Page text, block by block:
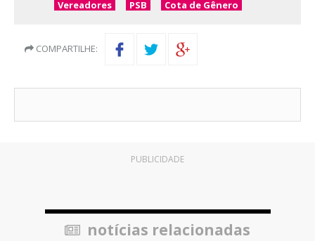
Vereadores
PSB Cota de Gênero
COMPARTILHE:
PUBLICIDADE
notícias relacionadas